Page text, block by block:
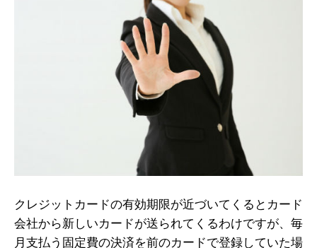
クレジットカードの有効期限が近づいてくるとカード
会社から新しいカードが送られてくるわけですが、毎
月支払う固定費の決済を前のカードで登録していた場